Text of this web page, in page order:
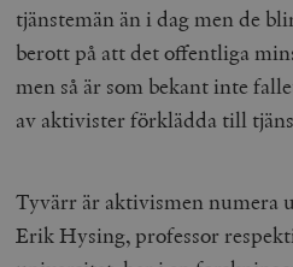
tjänstemän än i dag men de
berott på att det offentliga
men så är som bekant inte
av aktivister förklädda till
Tyvärr är aktivismen numera
Erik Hysing, professor